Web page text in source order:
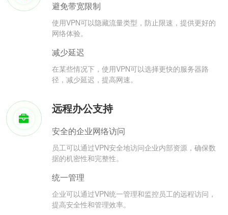
避免带宽限制
使用VPN可以隐藏流量类型，防止限速，提供更好的
网络体验。
减少延迟
在某些情况下，使用VPN可以选择更快的服务器路
径，减少延迟，提高网速。
远程办公支持
安全的企业网络访问
员工可以通过VPN安全地访问企业内部资源，确保数
据的机密性和完整性。
统一管理
企业可以通过VPN统一管理和监控员工的远程访问，
提高安全性和管理效率。